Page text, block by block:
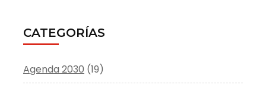
CATEGORÍAS
Agenda 2030 (19)